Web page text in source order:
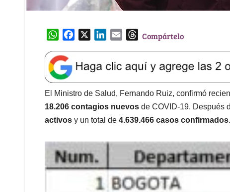
W
a
t
s
A
p
p
e
b
o
o
k
k
e
d
I
n
l
T
e
a
d
s
Compártelo
El Ministro de Salud, Fernando Ruiz, confirmó
18.206 contagios nuevos de COVID-19. Después
activos y un total de 4.639.466 casos confirmados